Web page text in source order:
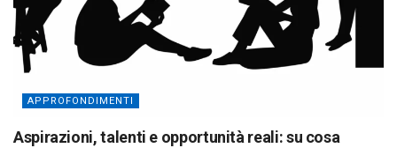
APPROFONDIMENTI
Aspirazioni, talenti e opportunità reali: su cosa